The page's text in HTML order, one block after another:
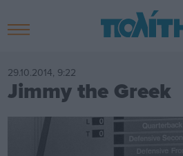
29.10.2014, 9:22
Jimmy the Greek